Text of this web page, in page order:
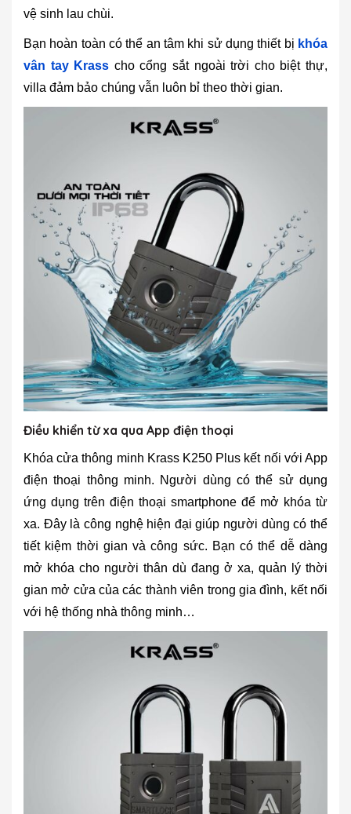
vệ sinh lau chùi.
Bạn hoàn toàn có thể an tâm khi sử dụng thiết bị khóa
vân tay Krass cho cổng sắt ngoài trời cho biệt thự,
villa đảm bảo chúng vẫn luôn bỉ theo thời gian.
Điều khiển từ xa qua App điện thoại
Khóa cửa thông minh Krass K250 Plus kết nối với App
điện thoại thông minh. Người dùng có thể sử dụng
ứng dụng trên điện thoại smartphone để mở khóa từ
xa. Đây là công nghệ hiện đại giúp người dùng có thể
tiết kiệm thời gian và công sức. Bạn có thể dễ dàng
mở khóa cho người thân dù đang ở xa, quản lý thời
gian mở cửa của các thành viên trong gia đình, kết nối
với hệ thống nhà thông minh…